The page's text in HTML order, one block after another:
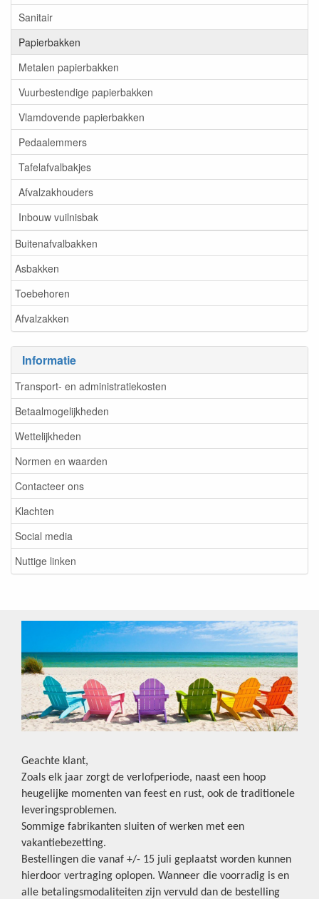
Sanitair
Papierbakken
Metalen papierbakken
Vuurbestendige papierbakken
Vlamdovende papierbakken
Pedaalemmers
Tafelafvalbakjes
Afvalzakhouders
Inbouw vuilnisbak
Buitenafvalbakken
Asbakken
Toebehoren
Afvalzakken
Informatie
Transport- en administratiekosten
Betaalmogelijkheden
Wettelijkheden
Normen en waarden
Contacteer ons
Klachten
Social media
Nuttige linken
Geachte klant,
Zoals elk jaar zorgt de verlofperiode, naast een hoop
heugelijke momenten van feest en rust, ook de traditionele
leveringsproblemen.
Sommige fabrikanten sluiten of werken met een
vakantiebezetting.
Bestellingen die vanaf +/- 15 juli geplaatst worden kunnen
hierdoor vertraging oplopen. Wanneer die voorradig is en
alle betalingsmodaliteiten zijn vervuld dan de bestelling